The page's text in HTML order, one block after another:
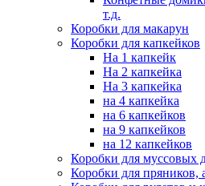
т.д.
Коробки для макарун
Коробки для капкейков
На 1 капкейк
На 2 капкейка
На 3 капкейка
на 4 капкейка
на 6 капкейков
на 9 капкейков
на 12 капкейков
Коробки для муссовых
Коробки для пряников,